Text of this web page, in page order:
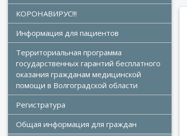
КОРОНАВИРУС!!!
Информация для пациентов
Территориальная программа
государственных гарантий бесплатного
оказания гражданам медицинской
помощи в Волгоградской области
Регистратура
Общая информация для граждан